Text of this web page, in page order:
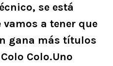
se está
a tener que
gana más títulos
Colo.Uno